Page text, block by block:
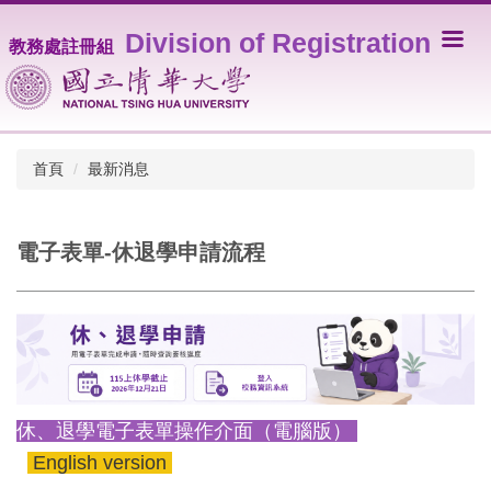
到
主
要
內
容
教務處註冊組 Division of Registration
首頁 最新消息
電子表單-休退學申請流程
休、退學電子表單操作介面（電腦版）
English version